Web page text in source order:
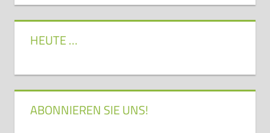
HEUTE …
ABONNIEREN SIE UNS!